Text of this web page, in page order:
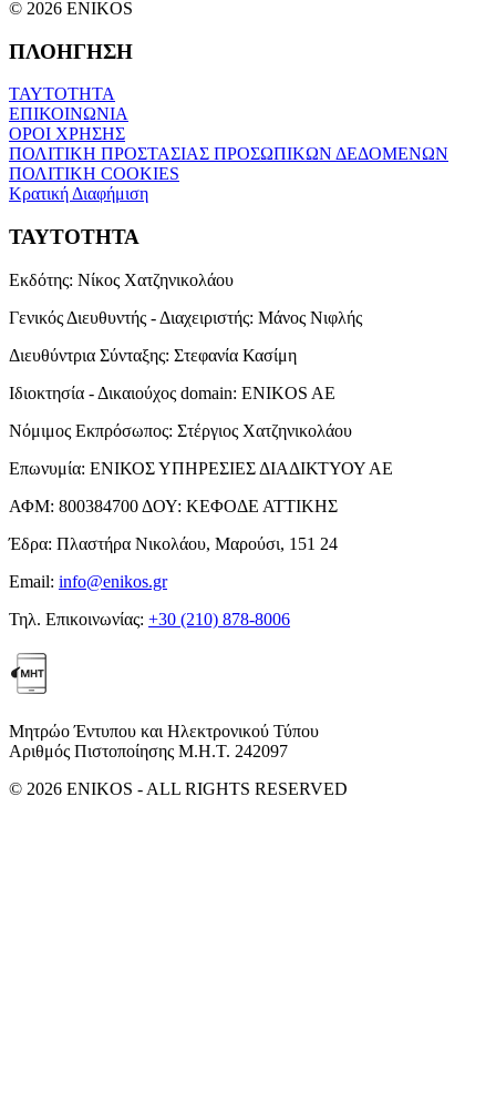
© 2026 ENIKOS
ΠΛΟΗΓΗΣΗ
ΤΑΥΤΟΤΗΤΑ
ΕΠΙΚΟΙΝΩΝΙΑ
ΟΡΟΙ ΧΡΗΣΗΣ
ΠΟΛΙΤΙΚΗ ΠΡΟΣΤΑΣΙΑΣ ΠΡΟΣΩΠΙΚΩΝ ΔΕΔΟΜΕΝΩΝ
ΠΟΛΙΤΙΚΗ COOKIES
Κρατική Διαφήμιση
ΤΑΥΤΟΤΗΤΑ
Εκδότης: Νίκος Χατζηνικολάου
Γενικός Διευθυντής - Διαχειριστής: Μάνος Νιφλής
Διευθύντρια Σύνταξης: Στεφανία Κασίμη
Ιδιοκτησία - Δικαιούχος domain: ENIKOS AE
Νόμιμος Εκπρόσωπος: Στέργιος Χατζηνικολάου
Επωνυμία: ΕΝΙΚΟΣ ΥΠΗΡΕΣΙΕΣ ΔΙΑΔΙΚΤΥΟΥ ΑΕ
ΑΦΜ: 800384700 ΔΟΥ: ΚΕΦΟΔΕ ΑΤΤΙΚΗΣ
Έδρα: Πλαστήρα Νικολάου, Μαρούσι, 151 24
Email: info@enikos.gr
Τηλ. Επικοινωνίας: +30 (210) 878-8006
Μητρώο Έντυπου και Ηλεκτρονικού Τύπου
Αριθμός Πιστοποίησης Μ.Η.Τ. 242097
© 2026 ENIKOS - ALL RIGHTS RESERVED